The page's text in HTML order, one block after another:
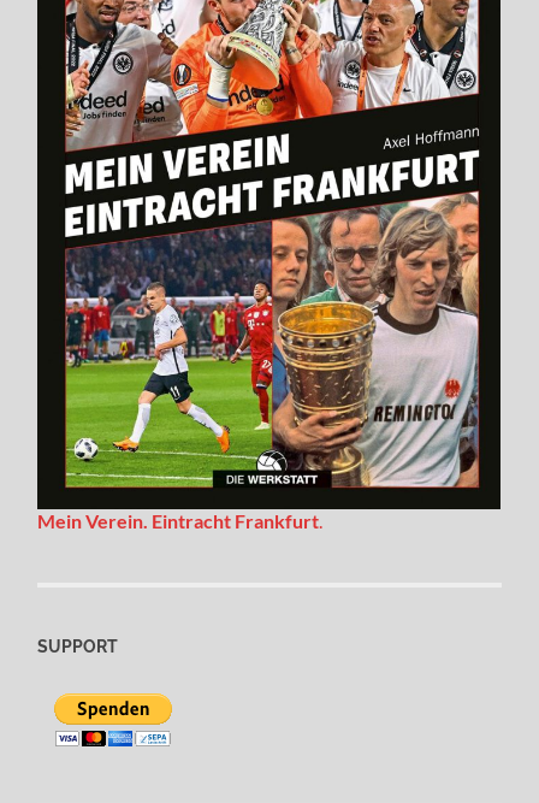
Mein Verein. Eintracht Frankfurt.
SUPPORT